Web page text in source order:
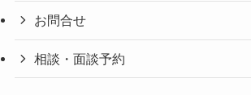
お問合せ
相談・面談予約